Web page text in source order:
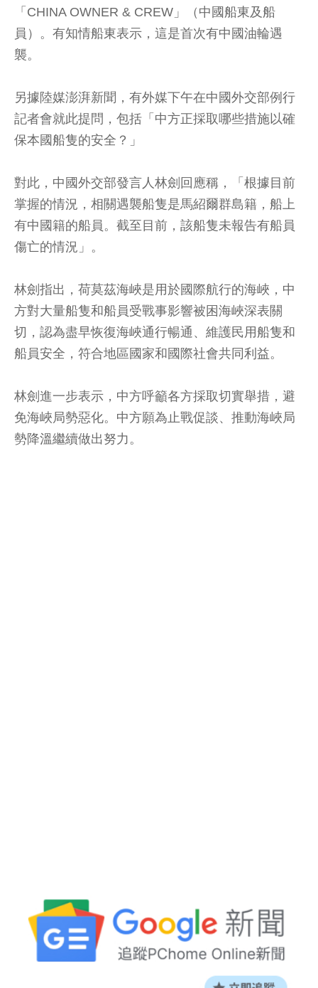
「CHINA OWNER & CREW」（中國船東及船
員）。有知情船東表示，這是首次有中國油輪遇
襲。
另據陸媒澎湃新聞，有外媒下午在中國外交部例行
記者會就此提問，包括「中方正採取哪些措施以確
保本國船隻的安全？」
對此，中國外交部發言人林劍回應稱，「根據目前
掌握的情況，相關遇襲船隻是馬紹爾群島籍，船上
有中國籍的船員。截至目前，該船隻未報告有船員
傷亡的情況」。
林劍指出，荷莫茲海峽是用於國際航行的海峽，中
方對大量船隻和船員受戰事影響被困海峽深表關
切，認為盡早恢復海峽通行暢通、維護民用船隻和
船員安全，符合地區國家和國際社會共同利益。
林劍進一步表示，中方呼籲各方採取切實舉措，避
免海峽局勢惡化。中方願為止戰促談、推動海峽局
勢降溫繼續做出努力。